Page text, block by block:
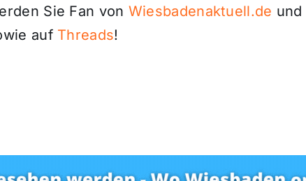
Sie Fan von Wiesbadenaktuell.de und
auf Threads!